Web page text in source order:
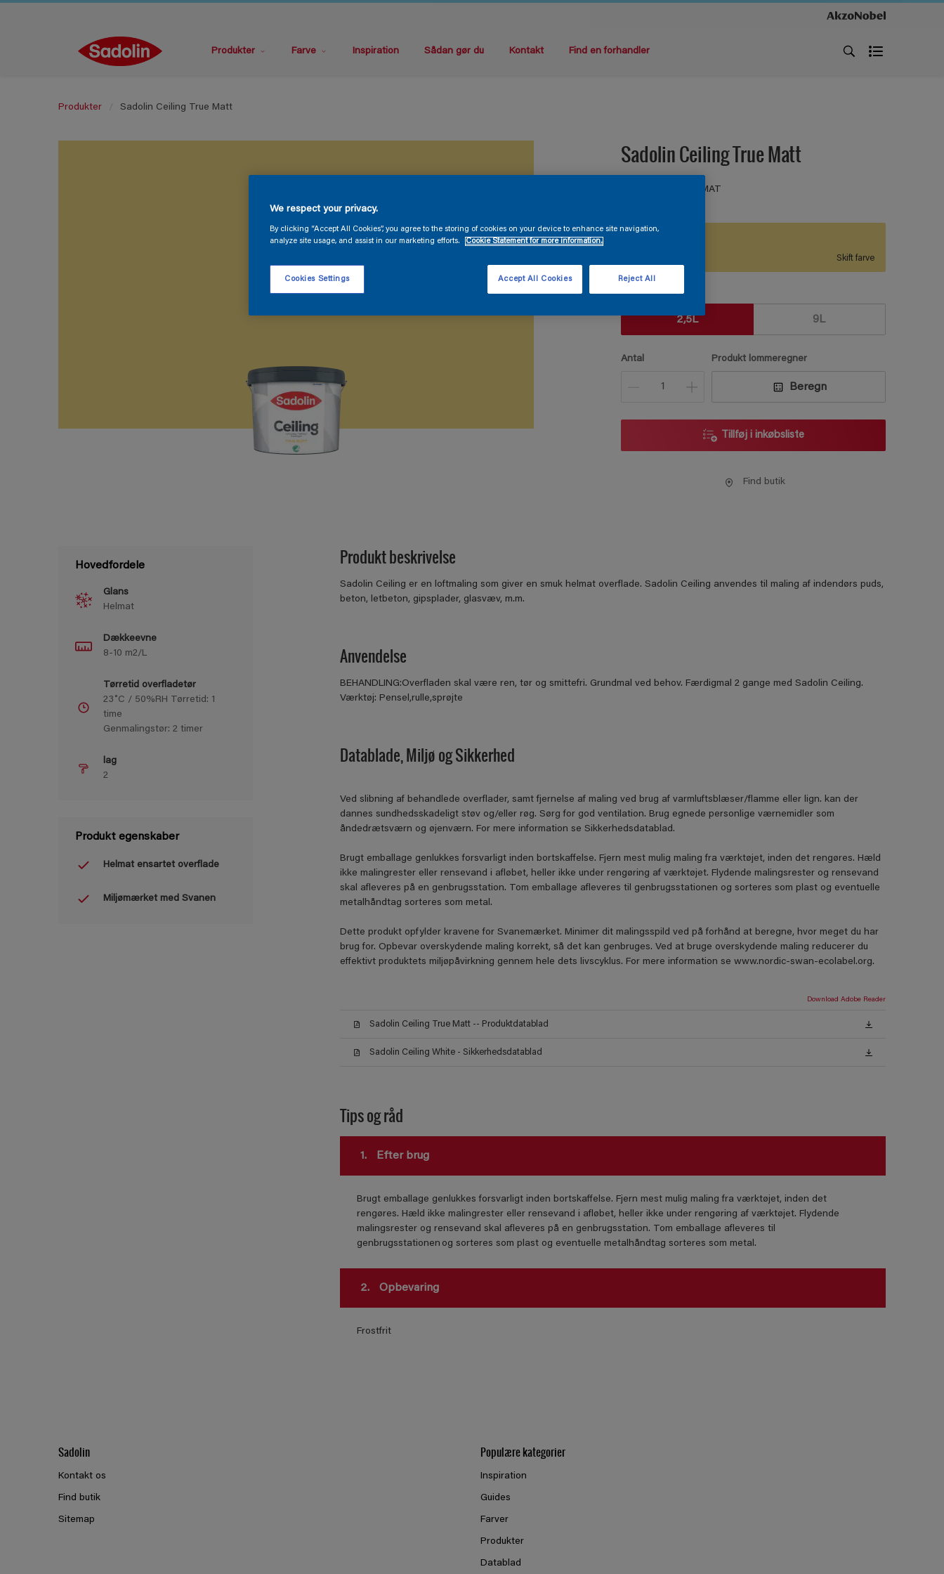
Produkter Farve Inspiration Sådan gør du Kontakt Find en forhandler
Produkter Sadolin Ceiling True Matt
Sadolin Ceiling True Matt
LOFTMALING HELMAT
Skift farve
Størrelse
2,5L 9L
Antal Produkt lommeregner
Beregn
Tillføj i inkøbsliste
Find butik
Hovedfordele
Glans
Helmat
Dækkeevne
8-10 m2/L
Tørretid overfladetør
23˚C / 50%RH Tørretid: 1
time
Genmalingstør: 2 timer
lag
2
Produkt egenskaber
Helmat ensartet overflade
Miljømærket med Svanen
Produkt beskrivelse
Sadolin Ceiling er en loftmaling som giver en smuk helmat overflade. Sadolin Ceiling anvendes til maling af indendørs puds,
beton, letbeton, gipsplader, glasvæv, m.m.
Anvendelse
BEHANDLING:Overfladen skal være ren, tør og smittefri. Grundmal ved behov. Færdigmal 2 gange med Sadolin Ceiling.
Værktøj: Pensel,rulle,sprøjte
Datablade, Miljø og Sikkerhed
Ved slibning af behandlede overflader, samt fjernelse af maling ved brug af varmluftsblæser/flamme eller lign. kan der
dannes sundhedsskadeligt støv og/eller røg. Sørg for god ventilation. Brug egnede personlige værnemidler som
åndedrætsværn og øjenværn. For mere information se Sikkerhedsdatablad.
Brugt emballage genlukkes forsvarligt inden bortskaffelse. Fjern mest mulig maling fra værktøjet, inden det rengøres. Hæld
ikke malingrester eller rensevand i afløbet, heller ikke under rengøring af værktøjet. Flydende malingsrester og rensevand
skal afleveres på en genbrugsstation. Tom emballage afleveres til genbrugsstationen og sorteres som plast og eventuelle
metalhåndtag sorteres som metal.
Dette produkt opfylder kravene for Svanemærket. Minimer dit malingsspild ved på forhånd at beregne, hvor meget du har
brug for. Opbevar overskydende maling korrekt, så det kan genbruges. Ved at bruge overskydende maling reducerer du
effektivt produktets miljøpåvirkning gennem hele dets livscyklus. For mere information se www.nordic-swan-ecolabel.org.
Download Adobe Reader
Sadolin Ceiling True Matt -- Produktdatablad
Sadolin Ceiling White - Sikkerhedsdatablad
Tips og råd
1. Efter brug
Brugt emballage genlukkes forsvarligt inden bortskaffelse. Fjern mest mulig maling fra værktøjet, inden det
rengøres. Hæld ikke malingrester eller rensevand i afløbet, heller ikke under rengøring af værktøjet. Flydende
malingsrester og rensevand skal afleveres på en genbrugsstation. Tom emballage afleveres til
genbrugsstationen og sorteres som plast og eventuelle metalhåndtag sorteres som metal.
2. Opbevaring
Frostfrit
Sadolin
Kontakt os
Find butik
Sitemap
Populære kategorier
Inspiration
Guides
Farver
Produkter
Datablad
We respect your privacy.
By clicking “Accept All Cookies”, you agree to the storing of cookies on your device to enhance site navigation,
analyze site usage, and assist in our marketing efforts.
Cookie Statement for more information.
Cookies Settings Reject All
Accept All Cookies